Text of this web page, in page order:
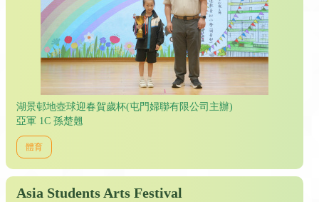
湖景邨地壺球迎春賀歲杯(屯門婦聯有限公司主辦)
亞軍 1C 孫楚翹
體育
Asia Students Arts Festival